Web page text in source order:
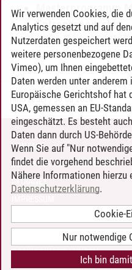
Masterprogramm
Entrepreneurship-
Finance &
Timo Leder/30.06.2024
KONTAKT
LEUPHANA ALS ARBEITGEBER
INTRANET
BARRIEREFREIHEIT
COOKIE-EINSTELLUNGEN
Wir verwenden Cookies, die
Analytics gesetzt und auf
Nutzerdaten gespeichert
weitere personenbezogene
Vimeo), um Ihnen
Daten werden unter
Europäische Gerichtshof hat
USA, gemessen an EU-
eingeschätzt. Es besteht
Daten dann durch US-
Wenn Sie auf "Nur
findet die vorgehend
Nähere Informationen hierzu
Datenschutzerklärung.
Cookie-
Nur notwendige
Ich bin